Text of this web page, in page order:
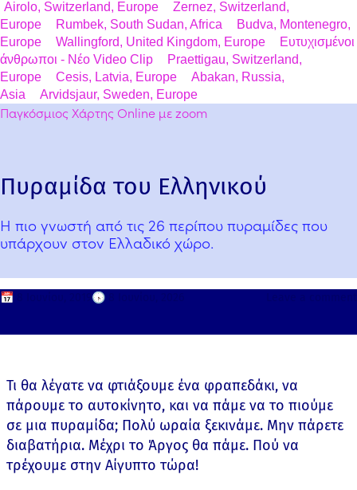
Airolo, Switzerland, Europe
Zernez, Switzerland,
Europe
Rumbek, South Sudan, Africa
Budva, Montenegro,
Europe
Wallingford, United Kingdom, Europe
Ευτυχισμένοι
άνθρωποι - Νέο Video Clip
Praettigau, Switzerland,
Europe
Cesis, Latvia, Europe
Abakan, Russia,
Asia
Arvidsjaur, Sweden, Europe
Παγκόσμιος Χάρτης Online με zoom
Πυραμίδα του Ελληνικού
Η πιο γνωστή από τις 26 περίπου πυραμίδες που
υπάρχουν στον Ελλαδικό χώρο.
📅 🕟
Τι θα λέγατε να φτιάξουμε ένα φραπεδάκι, να
πάρουμε το αυτοκίνητο, και να πάμε να το πιούμε
σε μια πυραμίδα; Πολύ ωραία ξεκινάμε. Μην πάρετε
διαβατήρια. Μέχρι το Άργος θα πάμε. Πού να
τρέχουμε στην Αίγυπτο τώρα!